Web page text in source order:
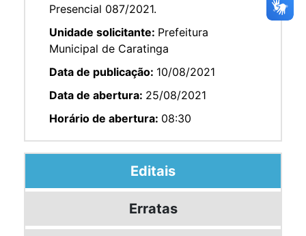
Presencial 087/2021.
Unidade solicitante: Prefeitura
Municipal de Caratinga
Data de publicação: 10/08/2021
Data de abertura: 25/08/2021
Horário de abertura: 08:30
Editais
Erratas